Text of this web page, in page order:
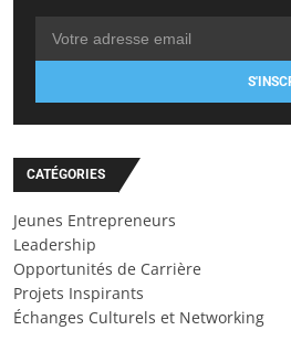
CATÉGORIES
Jeunes Entrepreneurs
Leadership
Opportunités de Carrière
Projets Inspirants
Échanges Culturels et Networking